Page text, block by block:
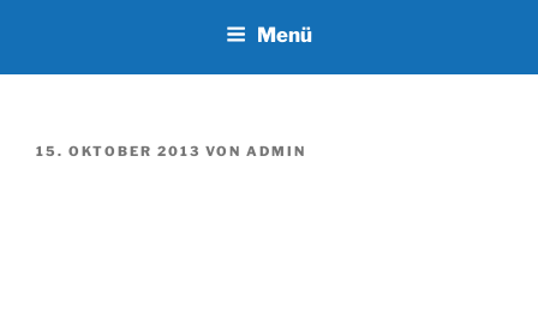
Menü
VERÖFFENTLICHT
15. OKTOBER 2013 VON ADMIN